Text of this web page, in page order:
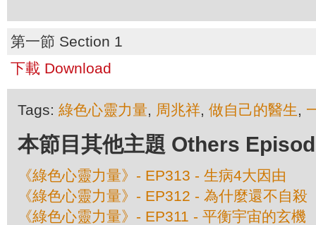
第一節 Section 1
下載 Download
Tags: 綠色心靈力量, 周兆祥, 做自己的醫生,
本節目其他主題 Others
《綠色心靈力量》- EP313 - 生病4大因由
《綠色心靈力量》- EP312 - 為什麼還不自殺
《綠色心靈力量》- EP311 - 平衡宇宙的玄機